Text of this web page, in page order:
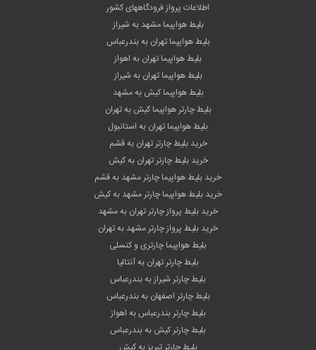
اطلاعات پرواز فرودگاههای کشور
بلیط هواپیما مشهد به شیراز
بلیط هواپیما تهران به بندرعباس
بلیط هواپیما تهران به اهواز
بلیط هواپیما تهران به شیراز
بلیط هواپیما کیش به مشهد
بلیط چارتر هواپیما کیش به تهران
بلیط هواپیما تهران به استانبول
خرید بلیط چارتر تهران به قشم
خرید بلیط چارتر تهران به کیش
خرید بلیط هواپیما چارتر مشهد به قشم
خرید بلیط هواپیما چارتر مشهد به کیش
خرید بلیط پرواز چارتر تهران به مشهد
خرید بلیط پرواز چارتر مشهد به تهران
بلیط هواپیما چارتری و کنسلی
بلیط چارتر تهران به آنتالیا
بلیط چارتر شیراز به بندرعباس
بلیط چارتر اصفهان به بندرعباس
بلیط چارتر بندرعباس به اهواز
بلیط چارتر کیش به بندرعباس